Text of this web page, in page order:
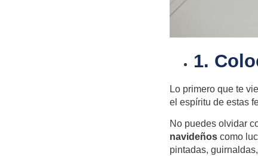
1.
Lo primero que te
el espíritu de estas
No puedes olvidar
navideños como
pintadas,